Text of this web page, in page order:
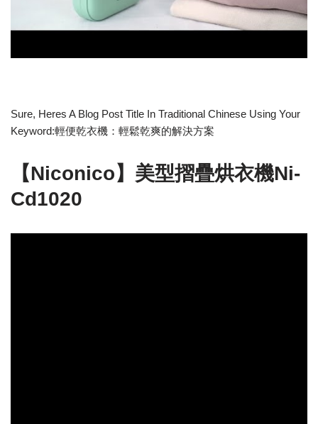
Sure, Heres A Blog Post Title In Traditional Chinese Using Your
Keyword:輕便乾衣機：輕鬆乾爽的解決方案
【Niconico】美型摺疊烘衣機Ni-
Cd1020